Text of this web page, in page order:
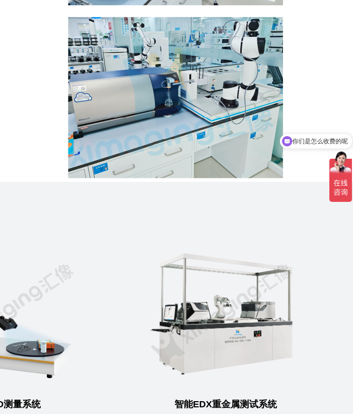
测量系统 智能EDX重金属测试系统
你们是怎么收费的呢